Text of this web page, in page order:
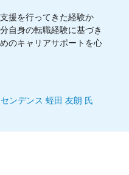
援を行ってきた経験か
自身の転職経験に基づき
のキャリアサポートを心
ンデンス 蛭田 友朗 氏